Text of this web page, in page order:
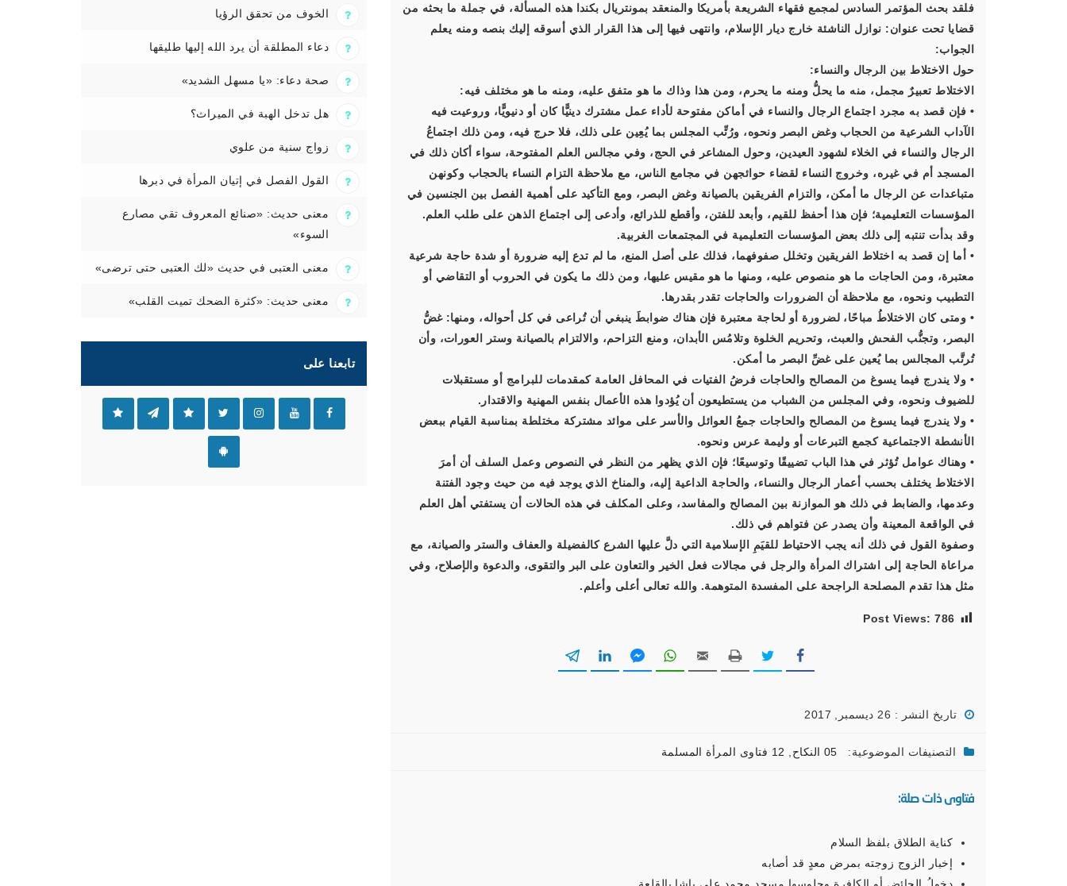
فلقد بحث المؤتمر السادس لمجمع فقهاء الشريعة بأمريكا والمنعقد بمونتريال بكندا هذه المسألة، في جملة ما بحثه من
قضايا تحت عنوان: نوازل الناشئة خارج ديار الإسلام، وانتهى فيها إلى هذا القرار الذي أسوقه إليك بنصه ومنه يعلم
الجواب:
حول الاختلاط بين الرجال والنساء:
الاختلاط تعبيرٌ مجمل، منه ما يحلُّ ومنه ما يحرم، ومن هذا وذاك ما هو متفق عليه، ومنه ما هو مختلف فيه:
• فإن قصد به مجرد اجتماع الرجال والنساء في أماكن مفتوحة لأداء عمل مشترك دينيًّا كان أو دنيويًّا، وروعيت فيه
الآداب الشرعية من الحجاب وغض البصر ونحوه، ورُتِّب المجلس بما يُعِين على ذلك، فلا حرج فيه، ومن ذلك اجتماعُ
الرجال والنساء في الخلاء لشهود العيدين، وحول المشاعر في الحج، وفي مجالس العلم المفتوحة، سواء أكان ذلك في
المسجد أم في غيره، وخروج النساء لقضاء حوائجهن في مجامع الناس، مع ملاحظة التزام النساء بالحجاب وكونهن
متباعدات عن الرجال ما أمكن، والتزام الفريقين بالصيانة وغض البصر، ومع التأكيد على أهمية الفصل بين الجنسين في
المؤسسات التعليمية؛ فإن هذا أحفظ للقيم، وأبعد للفتن، وأقطع للذرائع، وأدعى إلى اجتماع الذهن على طلب العلم.
وقد بدأت تنتبه إلى ذلك بعض المؤسسات التعليمية في المجتمعات الغربية.
• أما إن قصد به اختلاط الفريقين وتخلل صفوفهما، فذلك على أصل المنع، ما لم تدع إليه ضرورة أو شدة حاجة شرعية
معتبرة، ومن الحاجات ما هو منصوص عليه، ومنها ما هو مقيس عليها، ومن ذلك ما يكون في الحروب أو التقاضي أو
التطبيب ونحوه، مع ملاحظة أن الضرورات والحاجات تقدر بقدرها.
• ومتى كان الاختلاطُ مباحًا، لضرورة أو لحاجة معتبرة فإن هناك ضوابطَ ينبغي أن تُراعى في كل أحواله، ومنها: غضُّ
البصر، وتجنُّب الفحش والعبث، وتحريم الخلوة وتلامُس الأبدان، ومنع التزاحم، والالتزام بالصيانة وستر العورات، وأن
تُرتَّب المجالس بما يُعين على غضِّ البصر ما أمكن.
• ولا يندرج فيما يسوغ من المصالح والحاجات فرضُ الفتيات في المحافل العامة كمقدمات للبرامج أو مستقبلات
للضيوف ونحوه، وفي المجلس من الشباب من يستطيعون أن يُؤدوا هذه الأعمال بنفس المهنية والاقتدار.
• ولا يندرج فيما يسوغ من المصالح والحاجات جمعُ العوائل والأسر على موائد مشتركة مختلطة بمناسبة القيام ببعض
الأنشطة الاجتماعية كجمع التبرعات أو وليمة عرس ونحوه.
• وهناك عوامل تُؤثر في هذا الباب تضييقًا وتوسيعًا؛ فإن الذي يظهر من النظر في النصوص وعمل السلف أن أمرَ
الاختلاط يختلف بحسب أعمار الرجال والنساء، والحاجة الداعية إليه، والمناخ الذي يوجد فيه من حيث وجود الفتنة
وعدمها، والضابط في ذلك هو الموازنة بين المصالح والمفاسد، وعلى المكلف في هذه الحالات أن يستفتي أهل العلم
في الواقعة المعينة وأن يصدر عن فتواهم في ذلك.
وصفوة القول في ذلك أنه يجب الاحتياط للقيَمِ الإسلامية التي دلَّ عليها الشرع كالفضيلة والعفاف والستر والصيانة، مع
مراعاة الحاجة إلى اشتراك المرأة والرجل في مجالات فعل الخير والتعاون على البر والتقوى، والدعوة والإصلاح، وفي
مثل هذا تقدم المصلحة الراجحة على المفسدة المتوهمة. والله تعالى أعلى وأعلم.
Post Views: 786
تاريخ النشر : 26 ديسمبر, 2017
التصنيفات الموضوعية: 05 النكاح 12 فتاوى المرأة المسلمة
فتاوى ذات صلة:
كناية الطلاق بلفظ السلام
إخبار الزوج زوجته بمرض معدٍ قد أصابه
الخوف من تحقق الرؤيا
دعاء المطلقة أن يرد الله إليها طليقها
صحة دعاء: «يا مسهل الشديد»
هل تدخل الهبة في الميراث؟
زواج سنية من علوي
القول الفصل في إتيان المرأة في دبرها
معنى حديث: «صنائع المعروف تقي مصارع
السوء»
معنى العتبى في حديث «لك العتبى حتى ترضى»
معنى حديث: «كثرة الضحك تميت القلب»
تابعنا على